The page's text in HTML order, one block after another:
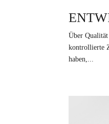
Über Qualität
kontrollierte
haben,...